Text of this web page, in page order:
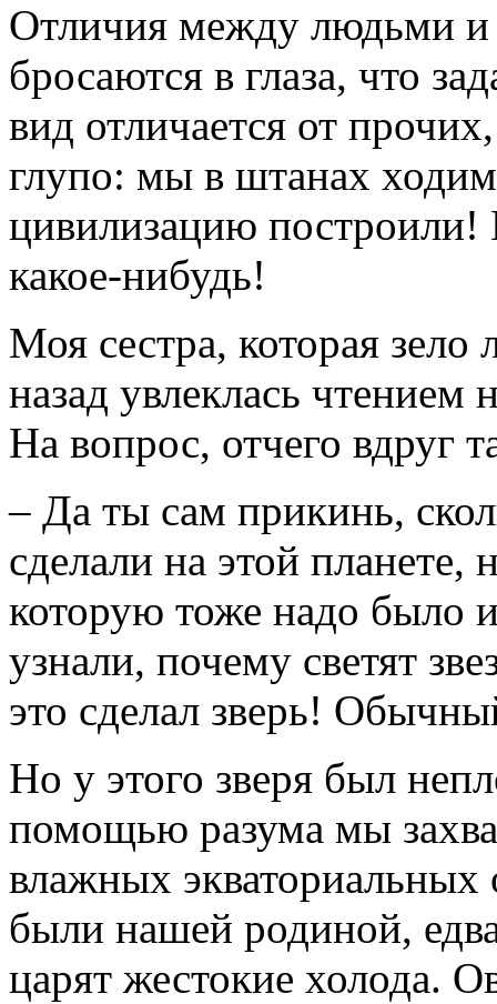
Отличия между людьми и
бросаются в глаза, что
вид отличается от
глупо: мы в штанах
цивилизацию
какое-нибудь!
Моя сестра, которая
назад увлеклась
На вопрос, отчего вдруг
– Да ты сам прикинь,
сделали на этой планете,
которую тоже надо было
узнали, почему светят
это сделал зверь!
Но у этого зверя был
помощью разума мы
влажных экваториальных
были нашей родиной,
царят жестокие холода.